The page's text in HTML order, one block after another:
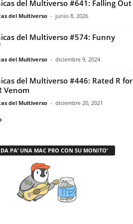
del Multiverso #641: Falling Out
del Multiverso - junio 8, 2026
del Multiverso #574: Funny
del Multiverso - diciembre 9, 2024
del Multiverso #446: Rated R for
Venom
del Multiverso - diciembre 20, 2021
PA’ UNA MAC PRO CON SU MONITO’